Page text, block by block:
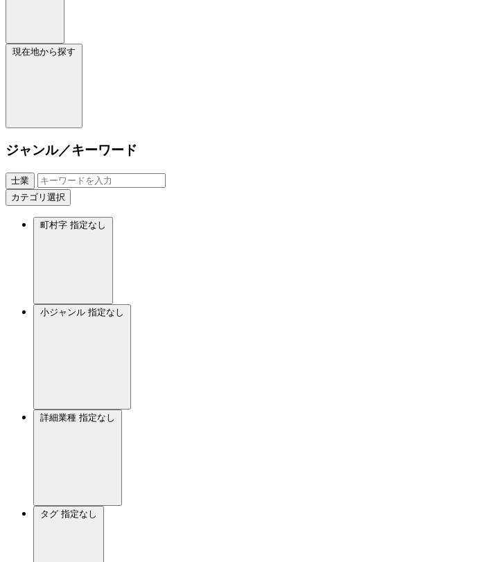
現在地から探す
ジャンル／キーワード
士業
カテゴリ選択
町村字 指定なし
小ジャンル 指定なし
詳細業種 指定なし
タグ 指定なし